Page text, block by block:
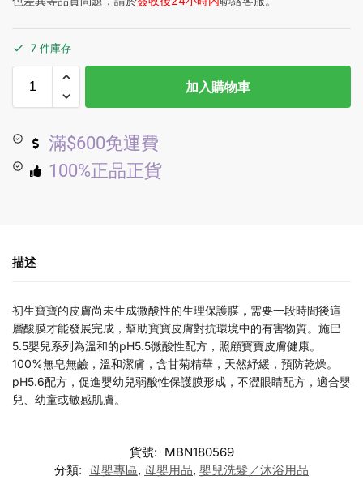
7 件庫存
加入購物車
滿$600免運費
100%正品正貨
描述
初生寶寶的皮膚尚未生成微酸性的生理保護膜，需要一段時間後這
層酸膜才能發展完成，幫助寶寶皮膚對抗環境中的有害物質。施巴
5.5嬰兒系列為溫和的pH5.5微酸性配方，照顧寶寶皮膚健康。
100%無皂無鹼，溫和潔膚，含甘菊精華，天然紓緩，預防乾燥。
pH5.6配方，促進嬰幼兒弱酸性保護膜形成，不澀眼睛配方，適合嬰
兒、幼童或敏感肌膚。
貨號: MBN180569
分類: 母嬰專區, 母嬰用品, 嬰兒洗髮／沐浴用品